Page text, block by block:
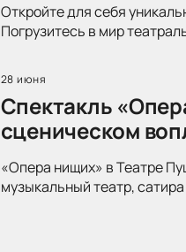
Откройте для себя
Погрузитесь в мир
28 июня
Спектакль
сценическом
«Опера нищих» в Театре
музыкальный театр,